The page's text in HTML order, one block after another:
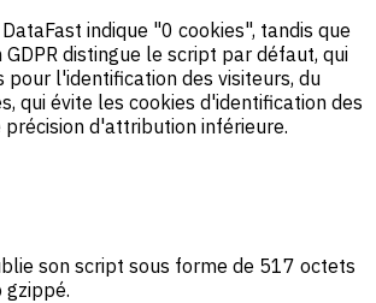
indique "0 cookies", tandis que
distingue le script par défaut, qui
pour l'identification des visiteurs, du
qui évite les cookies d'identification des
précision d'attribution inférieure.
son script sous forme de 517 octets
gzippé.